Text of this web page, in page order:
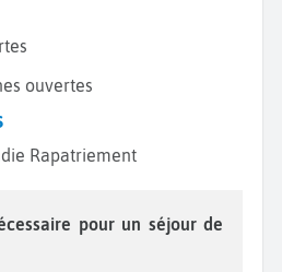
ouvertes
Rapatriement